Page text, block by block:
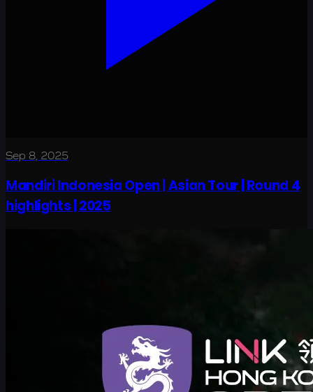
Sep 8, 2025
Mandiri Indonesia Open | Asian Tour | Round 4
highlights | 2025